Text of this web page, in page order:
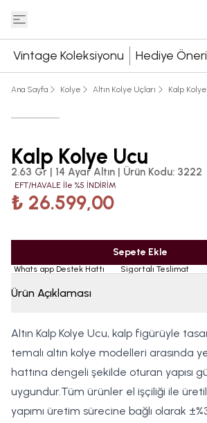
Vintage Koleksiyonu Hediye
Ana Sayfa Kolye Altın Kolye Uçları Kalp
Kalp Kolye Ucu
2.63 Gr | 14 Ayar Altın | Ürün Kodu: 3222
EFT/HAVALE İle %5 İNDİRİM
₺ 26.599,00
Sepete Ekle
Whats app Destek Hattı Sigortalı Teslimat
Ürün Açıklaması
Altın Kalp Kolye Ucu, kalp figürüyle
temalı altın kolye modelleri arasında
hattına dengeli şekilde oturan yapısı
uygundur.Tüm ürünler el işçiliği ile
yapımı üretim sürecine bağlı olarak